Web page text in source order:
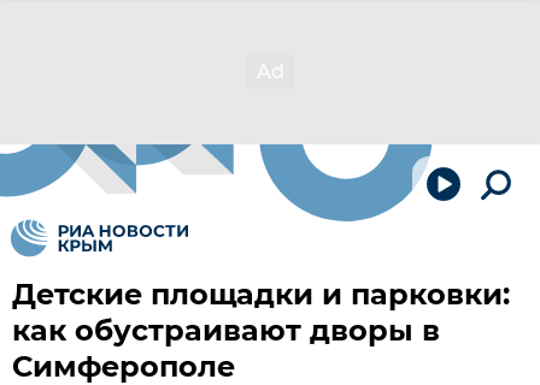
Детские площадки и парковки:
как обустраивают дворы в
Симферополе